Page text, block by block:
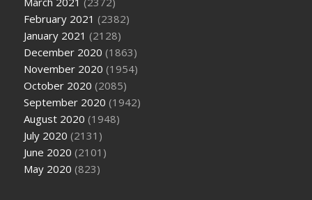
February 2021 (2382)
January 2021 (2128)
December 2020 (1863)
November 2020 (1954)
October 2020 (2085)
September 2020 (1942)
August 2020 (1948)
July 2020 (2131)
June 2020 (2101)
May 2020 (823)